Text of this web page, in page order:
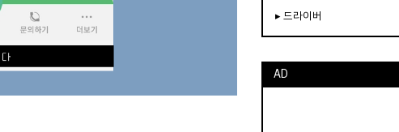
▸ 드라이버
AD